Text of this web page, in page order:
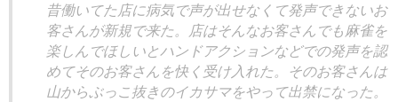
昔働いてた店に病気で声が出せなくて発声できないお
客さんが新規で来た。店はそんなお客さんでも麻雀を
楽しんでほしいとハンドアクションなどでの発声を認
めてそのお客さんを快く受け入れた。そのお客さんは
山からぶっこ抜きのイカサマをやって出禁になった。